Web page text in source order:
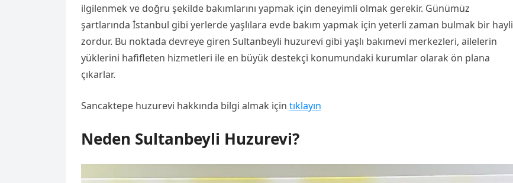
ilgilenmek ve doğru şekilde bakımlarını yapmak için deneyimli olmak gerekir. Günümüz
şartlarında İstanbul gibi yerlerde yaşlılara evde bakım yapmak için yeterli zaman bulmak bir hayli
zordur. Bu noktada devreye giren Sultanbeyli huzurevi gibi yaşlı bakımevi merkezleri, ailelerin
yüklerini hafifleten hizmetleri ile en büyük destekçi konumundaki kurumlar olarak ön plana
çıkarlar.
Sancaktepe huzurevi hakkında bilgi almak için tıklayın
Neden Sultanbeyli Huzurevi?